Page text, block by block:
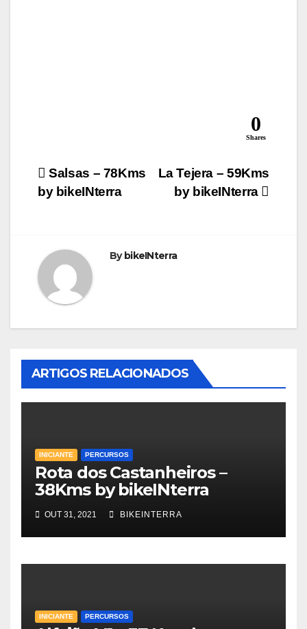
0
Shares
Navegação
de
La Tejera – 59Kms
by bikeINterra
Salsas – 78Kms
by bikeINterra
BybikeINterra
ARTIGOS RELACIONADOS
INICIANTE PERCURSOS
Rota dos Castanheiros –
38Kms by bikeINterra
OUT 31, 2021 BIKEINTERRA
INICIANTE PERCURSOS